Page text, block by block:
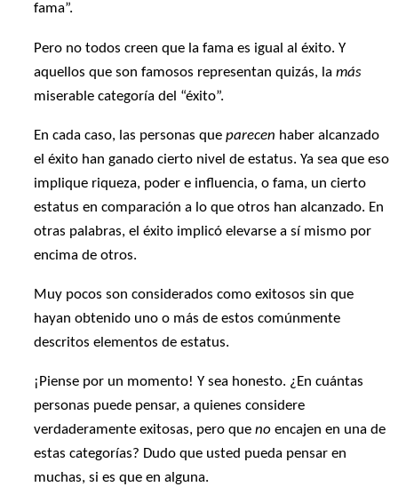
fama”.
Pero no todos creen que la fama es igual al éxito. Y
aquellos que son famosos representan quizás, lamás
miserable categoría del “éxito”.
En cada caso, las personas queparecen haber alcanzado
el éxito han ganado cierto nivel de estatus. Ya sea que eso
implique riqueza, poder e influencia, o fama, un cierto
estatus en comparación a lo que otros han alcanzado. En
otras palabras, el éxito implicó elevarse a sí mismo por
encima de otros.
Muy pocos son considerados como exitosos sin que
hayan obtenido uno o más de estos comúnmente
descritos elementos de estatus.
¡Piense por un momento! Y sea honesto. ¿En cuántas
personas puede pensar, a quienes considere
verdaderamente exitosas, pero queno encajen en una de
estas categorías? Dudo que usted pueda pensar en
muchas, si es que en alguna.